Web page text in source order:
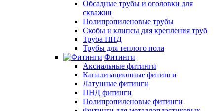
Обсадные трубы и оголовки для
скважин
Полипропиленовые трубы
Скобы и клипсы для крепления труб
Труба ПНД
Трубы для теплого пола
Фитинги
Аксиальные фитинги
Канализационные фитинги
Латунные фитинги
ПНД фитинги
Полипропиленовые фитинги